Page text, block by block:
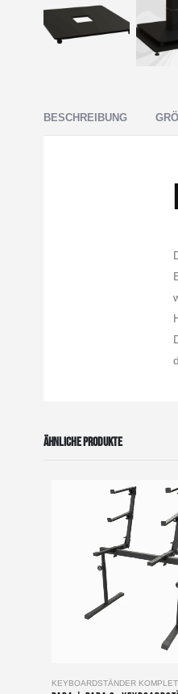
BESCHREIBUNG
ÄHNLICHE PRODUKTE
KEYBOARDSTÄNDER